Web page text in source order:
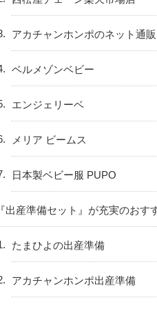
アカチャンホンポのネット通販
ベルメゾンベビー
エンジェリーベ
メリア ビームス
日本製ベビー服 PUPO
『出産準備セット』が充実のおす
たまひよの出産準備
アカチャンホンポ出産準備